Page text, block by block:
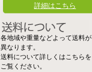
詳細はこちら
各地域や重量などよって送料が
異なります。
送料について詳しくはこちらを
ご覧ください。